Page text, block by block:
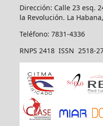
Dirección: Calle 23 esq.
la Revolución. La
Teléfono: 7831-4336
RNPS 2418 ISSN 2518-